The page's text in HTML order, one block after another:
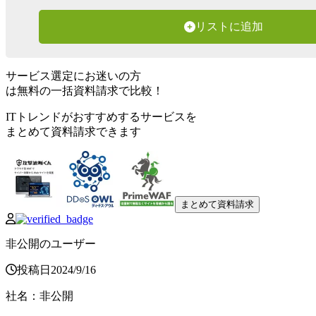
リストに追加
サービス選定にお迷いの方
は無料の一括資料請求で比較！
ITトレンドがおすすめするサービスを
まとめて資料請求できます
まとめて資料請求
非公開のユーザー
投稿日 2024/9/16
社名 ： 非公開